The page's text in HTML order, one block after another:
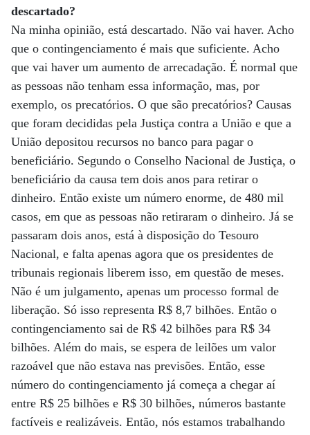
descartado?
Na minha opinião, está descartado. Não vai haver. Acho
que o contingenciamento é mais que suficiente. Acho
que vai haver um aumento de arrecadação. É normal que
as pessoas não tenham essa informação, mas, por
exemplo, os precatórios. O que são precatórios? Causas
que foram decididas pela Justiça contra a União e que a
União depositou recursos no banco para pagar o
beneficiário. Segundo o Conselho Nacional de Justiça, o
beneficiário da causa tem dois anos para retirar o
dinheiro. Então existe um número enorme, de 480 mil
casos, em que as pessoas não retiraram o dinheiro. Já se
passaram dois anos, está à disposição do Tesouro
Nacional, e falta apenas agora que os presidentes de
tribunais regionais liberem isso, em questão de meses.
Não é um julgamento, apenas um processo formal de
liberação. Só isso representa R$ 8,7 bilhões. Então o
contingenciamento sai de R$ 42 bilhões para R$ 34
bilhões. Além do mais, se espera de leilões um valor
razoável que não estava nas previsões. Então, esse
número do contingenciamento já começa a chegar aí
entre R$ 25 bilhões e R$ 30 bilhões, números bastante
factíveis e realizáveis. Então, nós estamos trabalhando